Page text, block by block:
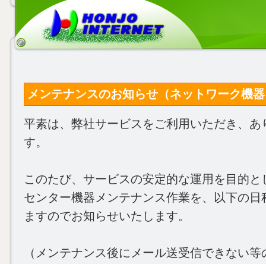
メンテナンスのお知らせ（ネットワーク機器
平素は、弊社サービスをご利用いただき、あ
す。
このたび、サービスの安定的な運用を目的と
センター機器メンテナンス作業を、以下の日
ますのでお知らせいたします。
（メンテナンス後にメール送受信できない